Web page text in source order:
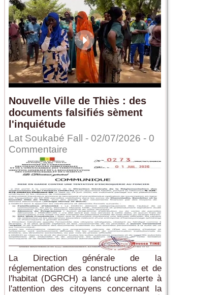
Nouvelle Ville de Thiès : des
documents falsifiés sèment
l'inquiétude
Lat Soukabé Fall - 02/07/2026 - 0
Commentaire
La Direction générale de la
réglementation des constructions et de
l'habitat (DGRCH) a lancé une alerte à
l'attention des citoyens concernant la